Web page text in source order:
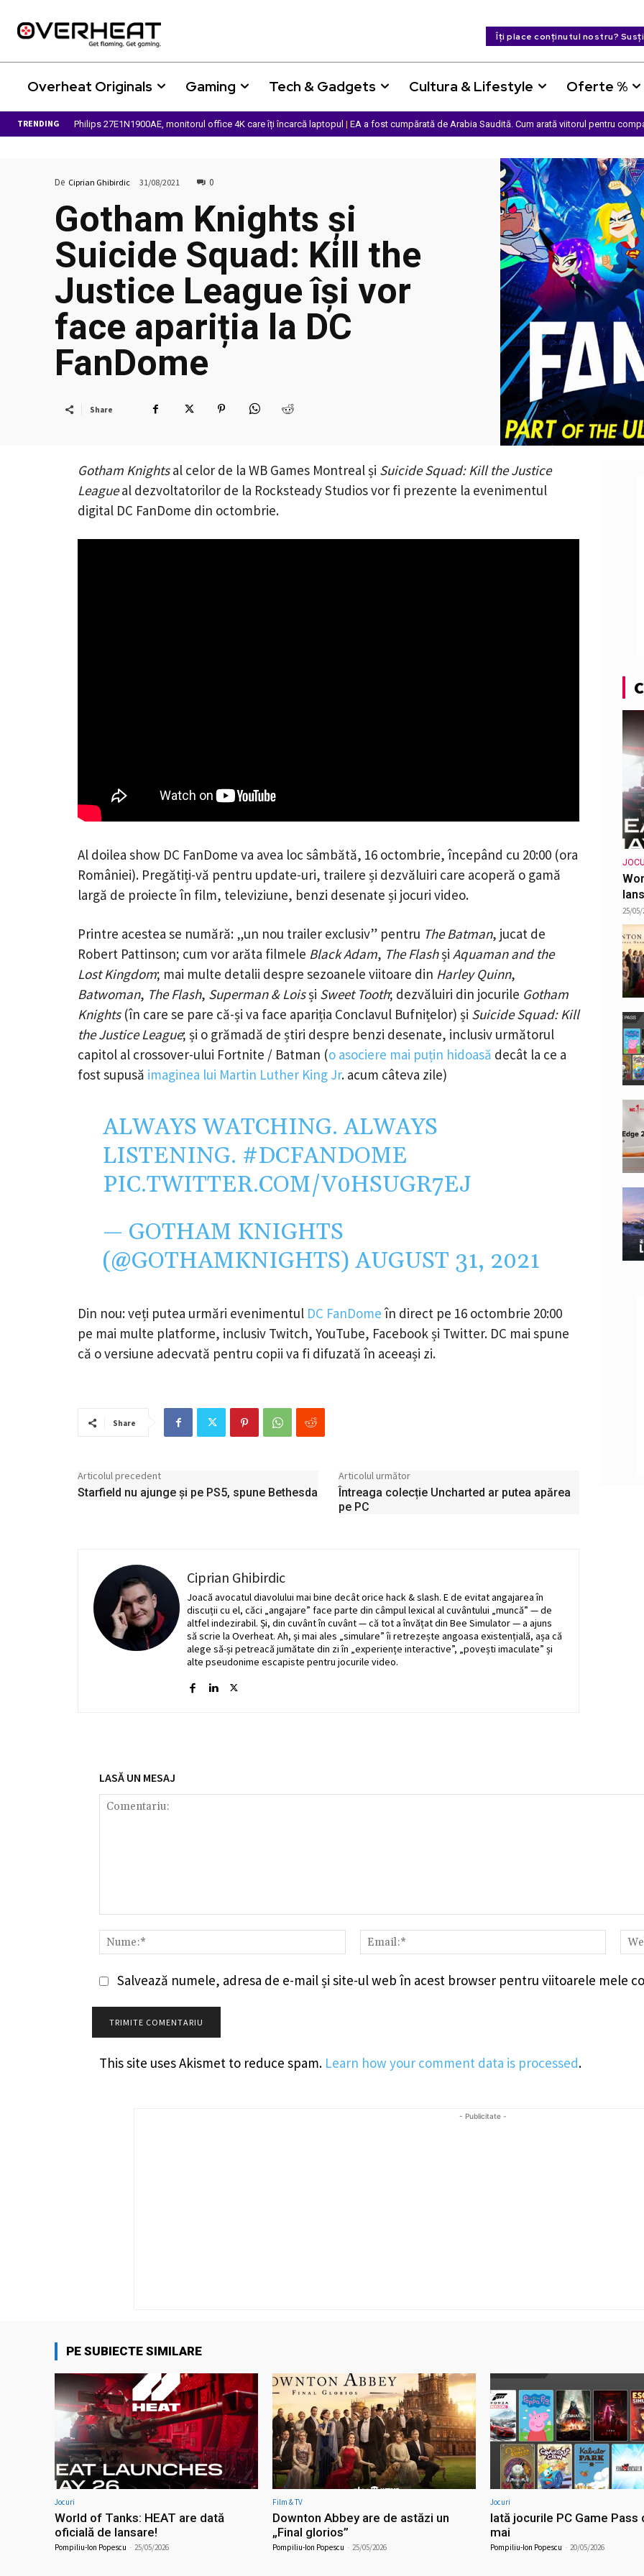
Îți place conținutul nostru?
Overheat Originals Gaming Tech & Gadgets Cultura & Lifestyle Oferte %
TRENDING Philips 27E1N1900AE, monitorul office 4K care îți încarcă laptopul | EA a fost cumpărată de Arabia Saudită. Cum arată viitorul pentru
De Ciprian Ghibirdic 31/08/2021 0
Gotham Knights și
Suicide Squad: Kill the
Justice League își vor
face apariția la DC
FanDome
Share
Gotham Knightsal celor de la WB Games Montreal și Suicide Squad: Kill the Justice
Leagueal dezvoltatorilor de la Rocksteady Studios vor fi prezente la evenimentul
digital DC FanDome din octombrie.
Al doilea show DC FanDome va avea loc sâmbătă, 16 octombrie, începând cu 20:00 (ora
României). Pregătiți-vă pentru update-uri, trailere și dezvăluiri care acoperă o gamă
largă de proiecte în film, televiziune, benzi desenate și jocuri video.
Printre acestea se numără: „un nou trailer exclusiv” pentru The Batman, jucat de
Robert Pattinson; cum vor arăta filmele Black Adam, The Flashși Aquaman and the
Lost Kingdom; mai multe detalii despre sezoanele viitoare din Harley Quinn,
Batwoman, The Flash, Superman & Loisși Sweet Tooth; dezvăluiri din jocurile Gotham
Knights (în care se pare că-și va face apariția Conclavul Bufnițelor) și Suicide Squad: Kill
the Justice League; și o grămadă de știri despre benzi desenate, inclusiv următorul
capitol al crossover-ului Fortnite / Batman (o asociere mai puțin hidoasă decât la ce a
fost supusă imaginea lui Martin Luther King Jr. acum câteva zile)
ALWAYS WATCHING. ALWAYS
LISTENING. #DCFANDOME
PIC.TWITTER.COM/V0HSUGR7EJ
— GOTHAM KNIGHTS
(@GOTHAMKNIGHTS) AUGUST 31, 2021
Din nou: veți putea urmări evenimentul DC FanDome în direct pe 16 octombrie 20:00
pe mai multe platforme, inclusiv Twitch, YouTube, Facebook și Twitter. DC mai spune
că o versiune adecvată pentru copii va fi difuzată în aceeași zi.
Share
Articolul precedent
Starfield nu ajunge și pe PS5, spune Bethesda
Articolul următor
Întreaga colecție Uncharted ar putea apărea
pe PC
Ciprian Ghibirdic
Joacă avocatul diavolului mai bine decât orice hack & slash. E de evitat angajarea în
discuții cu el, căci „angajare” face parte din câmpul lexical al cuvântului „muncă” — de
altfel indezirabil. Și, din cuvânt în cuvânt — că tot a învățat din Bee Simulator — a ajuns
să scrie la Overheat. Ah, și mai ales „simulare” îi retrezește angoasa existențială, așa că
alege să-și petreacă jumătate din zi în „experiențe interactive”, „povești imaculate” și
alte pseudonime escapiste pentru jocurile video.
25/05/
LASĂ UN MESAJ
Nume:*
Salvează numele, adresa de e-mail și site-ul web în acest browser pentru viitoarele mele
This site uses Akismet to reduce spam. Learn how your comment data is processed.
- Publicitate -
PE SUBIECTE SIMILARE
Jocuri
World of Tanks: HEAT are dată
oficială de lansare!
Pompiliu-Ion Popescu - 25/05/2026
Film & TV
Downton Abbey are de astăzi un
„Final glorios”
Pompiliu-Ion Popescu - 25/05/2026
Jocuri
Iată jocurile PC Game Pass
mai
Pompiliu-Ion Popescu - 20/05/2026